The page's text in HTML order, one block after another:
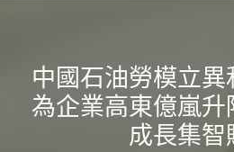
中國石油勞模立
為企業高東億嵐
成長集智